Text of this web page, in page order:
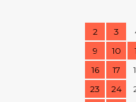
2
3
9
10
16
17
23
24